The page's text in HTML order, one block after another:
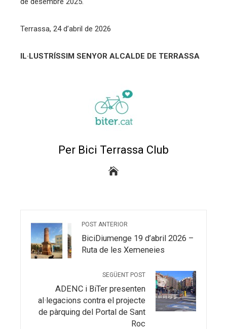
Terrassa, 24 d’abril de 2026
IL·LUSTRÍSSIM SENYOR ALCALDE DE TERRASSA
Per Bici Terrassa Club
POST ANTERIOR
BiciDiumenge 19 d’abril 2026 –
Ruta de les Xemeneies
SEGÜENT POST
ADENC i BiTer presenten
al·legacions contra el projecte
de pàrquing del Portal de Sant
Roc